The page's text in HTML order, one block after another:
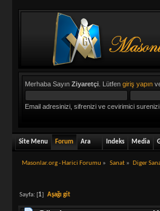
Merhaba SayınZiyaretçi . Lütfengiriş yapın
Email adresinizi, sifrenizi ve cevirimici
Site Menu Forum Ara Indeks Media
Masonlar.org - Harici Forumu » Sanat» Diger
Sayfa: [1]Aşağı git